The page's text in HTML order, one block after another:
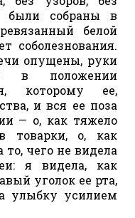
были собраны в
белой
соболезнования.
опущены, руки
в положении
которому ее,
и вся ее поза
— о, как тяжело
товарки, о, как
то, чего не видела
я видела, как
уголок ее рта,
улыбку усилием